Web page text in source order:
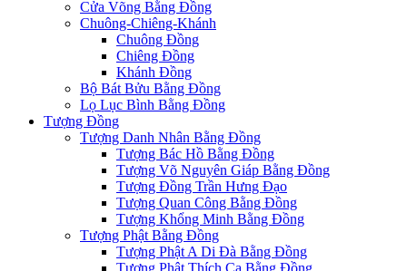
Cửa Võng Bằng Đồng
Chuông-Chiêng-Khánh
Chuông Đồng
Chiêng Đồng
Khánh Đồng
Bộ Bát Bửu Bằng Đồng
Lọ Lục Bình Bằng Đồng
Tượng Đồng
Tượng Danh Nhân Bằng Đồng
Tượng Bác Hồ Bằng Đồng
Tượng Võ Nguyên Giáp Bằng Đồng
Tượng Đồng Trần Hưng Đạo
Tượng Quan Công Bằng Đồng
Tượng Khổng Minh Bằng Đồng
Tượng Phật Bằng Đồng
Tượng Phật A Di Đà Bằng Đồng
Tượng Phật Thích Ca Bằng Đồng